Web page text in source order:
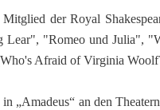
der Royal
Lear", "Romeo und Julia",
Afraid of Virginia
„Amadeus“ an den